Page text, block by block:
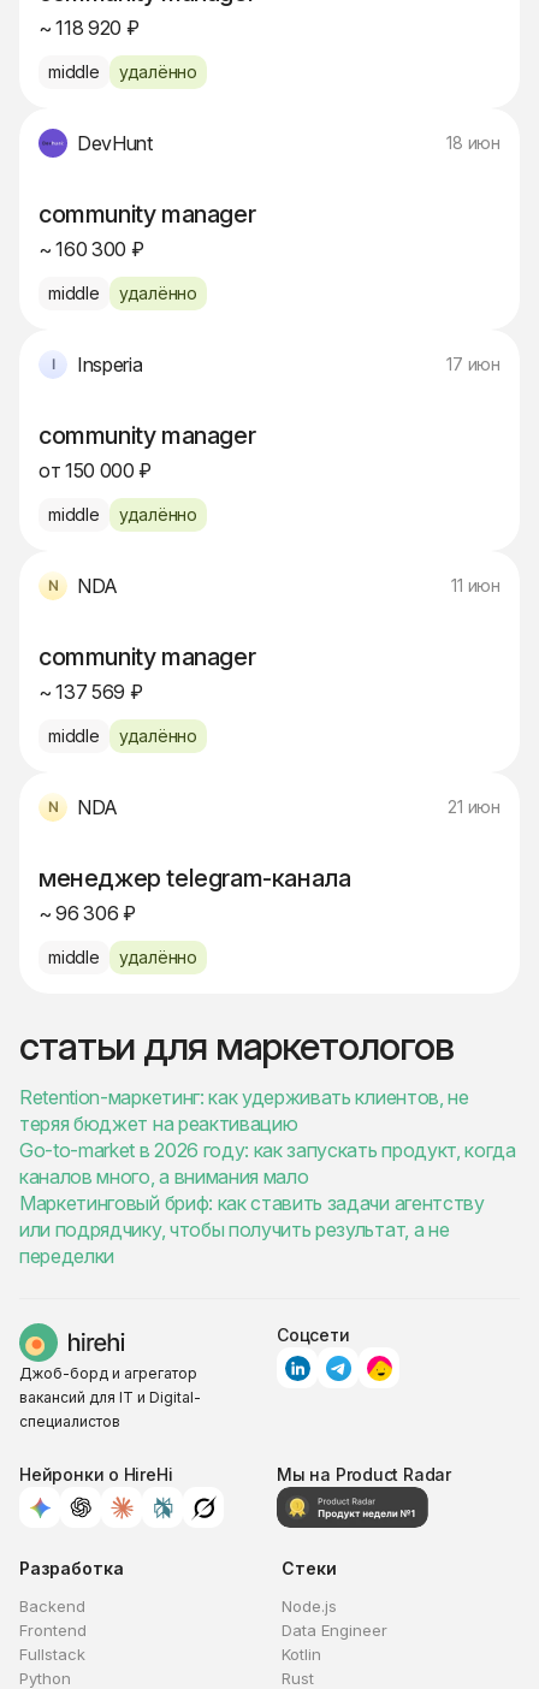
~ 118 920 ₽
middle удалённо
DevHunt 18 июн
community manager
~ 160 300 ₽
middle удалённо
Insperia 17 июн
community manager
от 150 000 ₽
middle удалённо
NDA 11 июн
community manager
~ 137 569 ₽
middle удалённо
NDA 21 июн
менеджер telegram-канала
~ 96 306 ₽
middle удалённо
статьи для маркетологов
Retention-маркетинг: как удерживать клиентов, не
теряя бюджет на реактивацию
Go-to-market в 2026 году: как запускать продукт, когда
каналов много, а внимания мало
Маркетинговый бриф: как ставить задачи агентству
или подрядчику, чтобы получить результат, а не
переделки
Джоб-борд и агрегатор
вакансий для IT и Digital-
специалистов
Соцсети
Нейронки о HireHi Мы на Product Radar
Разработка
Backend
Frontend
Fullstack
Python
Стеки
Node.js
Data Engineer
Kotlin
Rust